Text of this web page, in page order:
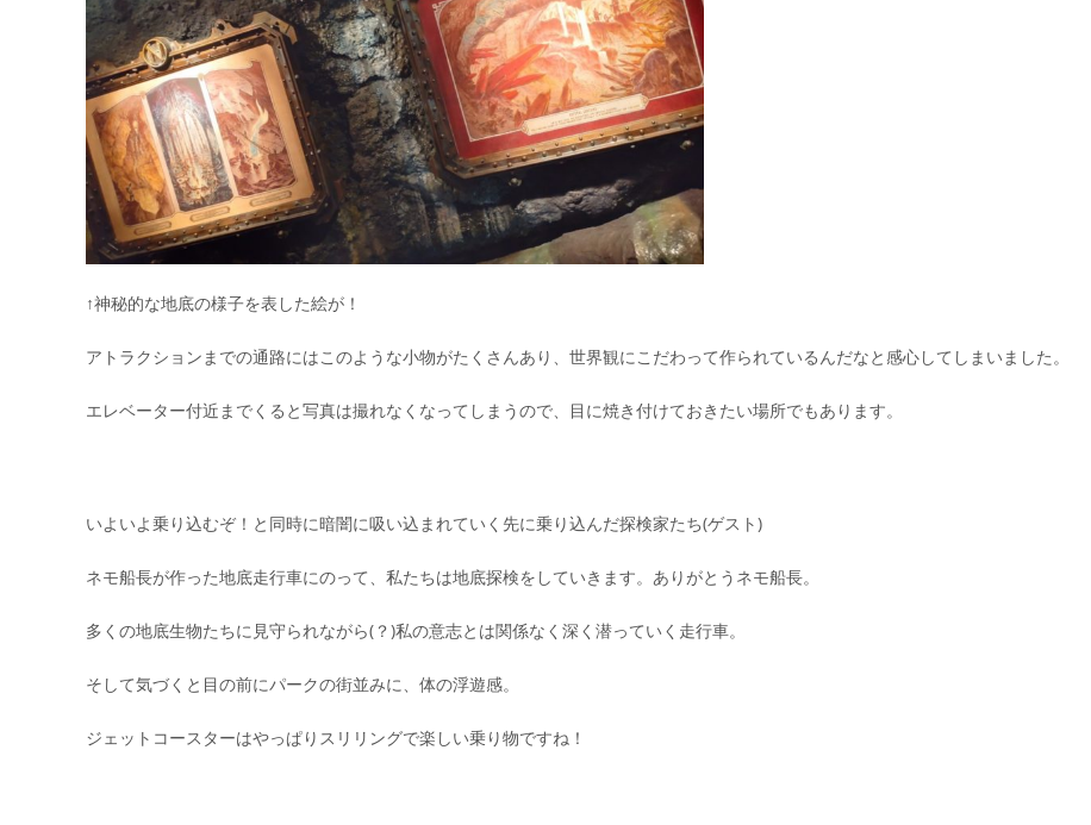
↑神秘的な地底の様子を表した絵が！
アトラクションまでの通路にはこのような小物がたくさんあり、世界観にこだわって作られているんだなと感心してしまいました。
エレベーター付近までくると写真は撮れなくなってしまうので、目に焼き付けておきたい場所でもあります。
いよいよ乗り込むぞ！と同時に暗闇に吸い込まれていく先に乗り込んだ探検家たち(ゲスト)
ネモ船長が作った地底走行車にのって、私たちは地底探検をしていきます。ありがとうネモ船長。
多くの地底生物たちに見守られながら(？)私の意志とは関係なく深く潜っていく走行車。
そして気づくと目の前にパークの街並みに、体の浮遊感。
ジェットコースターはやっぱりスリリングで楽しい乗り物ですね！